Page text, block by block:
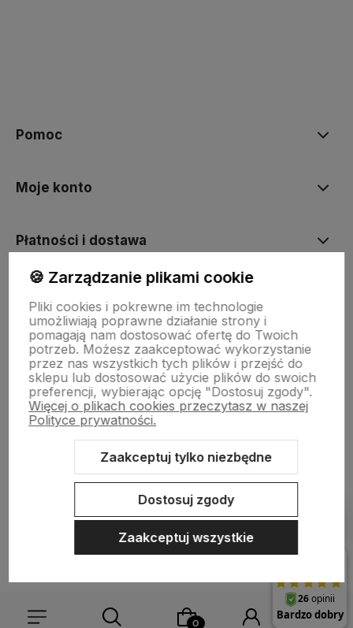
Pomoc
Moje konto
Płatności i dostawa
O nas
Sklep internetowy Shoper.pl Szablon Shoper Modern 3.0™
🍪 Zarządzanie plikami cookie
Pliki cookies i pokrewne im technologie
umożliwiają poprawne działanie strony i
pomagają nam dostosować ofertę do Twoich
potrzeb. Możesz zaakceptować wykorzystanie
przez nas wszystkich tych plików i przejść do
sklepu lub dostosować użycie plików do swoich
preferencji, wybierając opcję "Dostosuj zgody".
Więcej o plikach cookies przeczytasz w naszej
Polityce prywatności.
Zaakceptuj tylko niezbędne
Dostosuj zgody
Zaakceptuj wszystkie